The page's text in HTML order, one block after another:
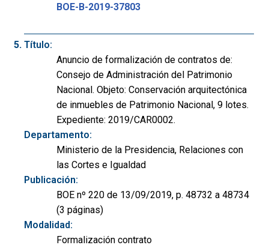
BOE-B-2019-37803
Título:
Anuncio de formalización de contratos de:
Consejo de Administración del Patrimonio
Nacional. Objeto: Conservación arquitectónica
de inmuebles de Patrimonio Nacional, 9 lotes.
Expediente: 2019/CAR0002.
Departamento:
Ministerio de la Presidencia, Relaciones con
las Cortes e Igualdad
Publicación:
BOE nº 220 de 13/09/2019, p. 48732 a 48734
(3 páginas)
Modalidad:
Formalización contrato